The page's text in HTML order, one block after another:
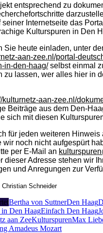
entsprechend zu
Internetseite das Portal
Kulturspuren in Den
Sie heute einladen, unter
aan-zee.nl/portal-
in-den-haag/selbst einmal
zu lassen, wer alles hier in
kulturnetz-aan-zee.nl/
Beiträge aus dem Den-
sich mit diesen
für jeden weiteren Hinweis
wir noch nicht aufgespürt
per E-Mail an
dieser Adresse stehen wir
und Anregungen zur
Schneider
Bertha von SuttnerDen Haag
Den HaagEinfach Den Haag
aan ZeeKulturspurenMax
Amadeus Mozart